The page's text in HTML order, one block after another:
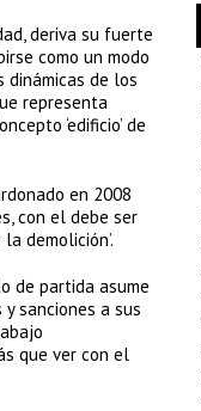
deriva su fuerte
como un modo
de los
representa
‘edificio’ de
en 2008
con el debe ser
demolición’.
de partida asume
sanciones a sus
que ver con el